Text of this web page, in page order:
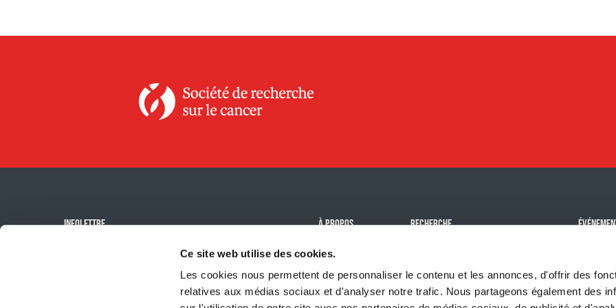
Ce site web utilise des cookies.
Les cookies nous permettent de personnaliser le contenu et les annonces, d'offrir des
relatives aux médias sociaux et d'analyser notre trafic. Nous partageons également des
INFOLETTRE À PROPOS
Mission
Histoire
Équipe
RECHERCHE
Programmes de subventions
Tous nos